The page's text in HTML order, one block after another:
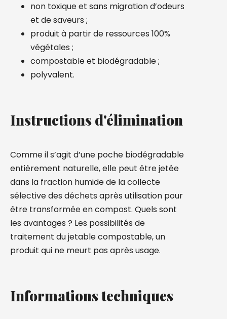
non toxique et sans migration d’odeurs
et de saveurs ;
produit à partir de ressources 100%
végétales ;
compostable et biodégradable ;
polyvalent.
Instructions d'élimination
Comme il s’agit d’une poche biodégradable
entièrement naturelle, elle peut être jetée
dans la fraction humide de la collecte
sélective des déchets après utilisation pour
être transformée en compost. Quels sont
les avantages ? Les possibilités de
traitement du jetable compostable, un
produit qui ne meurt pas après usage.
Informations techniques